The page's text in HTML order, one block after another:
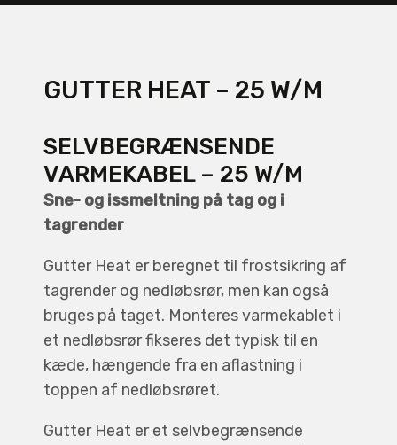
GUTTER HEAT – 25 W/M
SELVBEGRÆNSENDE
VARMEKABEL – 25 W/M
Sne- og issmeltning på tag og i
tagrender
Gutter Heat er beregnet til frostsikring af
tagrender og nedløbsrør, men kan også
bruges på taget. Monteres varmekablet i
et nedløbsrør fikseres det typisk til en
kæde, hængende fra en aflastning i
toppen af nedløbsrøret.
Gutter Heat er et selvbegrænsende